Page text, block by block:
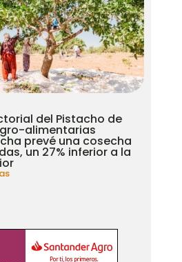
del Pistacho de
alimentarias
prevé una cosecha
un 27% inferior a la